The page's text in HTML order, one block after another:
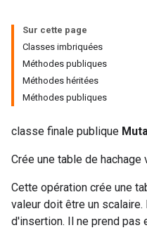
Sur cette page
Classes imbriquées
Méthodes publiques
Méthodes héritées
Méthodes publiques
classe finale publique
Crée une table de hachage
Cette opération crée une
valeur doit être un
d'insertion. Il ne prend pas